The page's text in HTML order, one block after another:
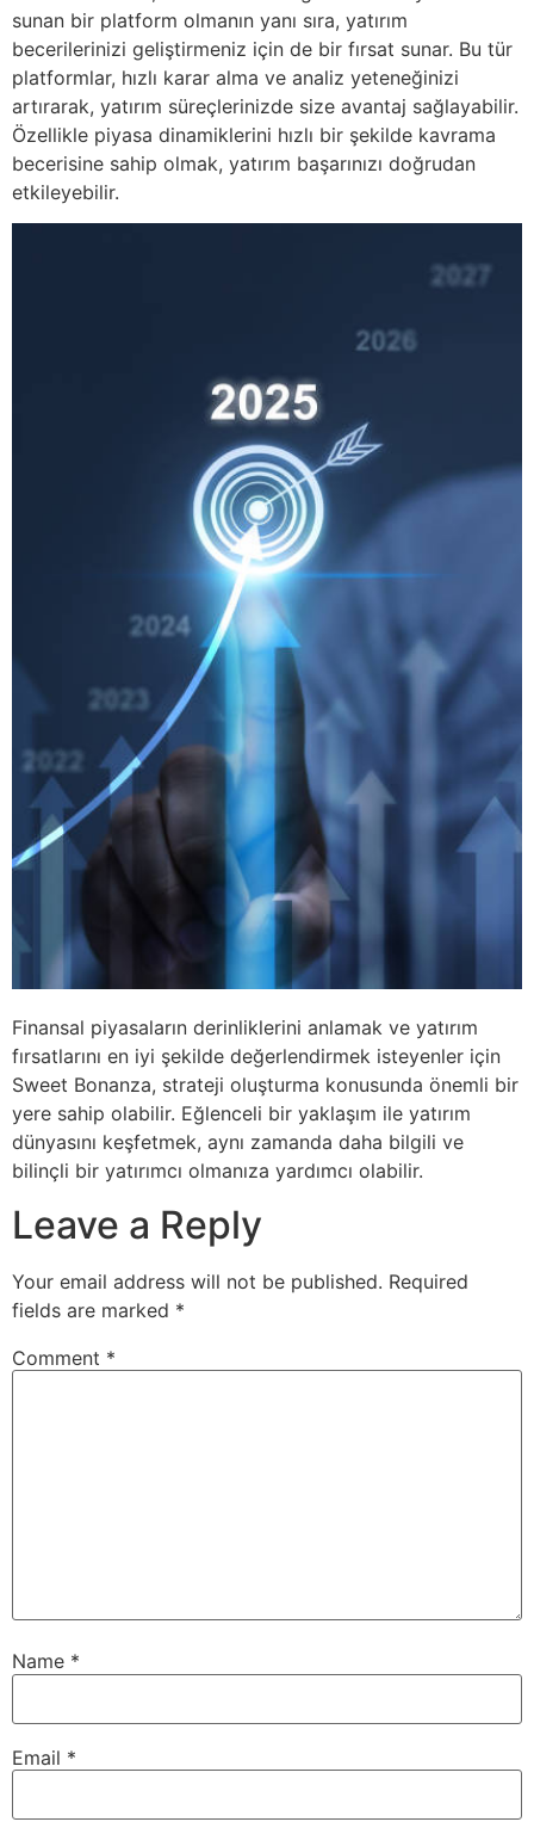
sunan bir platform olmanın yanı sıra, yatırım
becerilerinizi geliştirmeniz için de bir fırsat sunar. Bu tür
platformlar, hızlı karar alma ve analiz yeteneğinizi
artırarak, yatırım süreçlerinizde size avantaj sağlayabilir.
Özellikle piyasa dinamiklerini hızlı bir şekilde kavrama
becerisine sahip olmak, yatırım başarınızı doğrudan
etkileyebilir.
Finansal piyasaların derinliklerini anlamak ve yatırım
fırsatlarını en iyi şekilde değerlendirmek isteyenler için
Sweet Bonanza, strateji oluşturma konusunda önemli bir
yere sahip olabilir. Eğlenceli bir yaklaşım ile yatırım
dünyasını keşfetmek, aynı zamanda daha bilgili ve
bilinçli bir yatırımcı olmanıza yardımcı olabilir.
Leave a Reply
Your email address will not be published. Required
fields are marked *
Comment *
Name *
Email *